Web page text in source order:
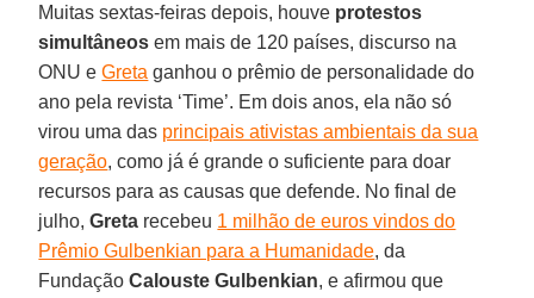
Muitas sextas-feiras depois, houve protestos
simultâneos em mais de 120 países, discurso na
ONU eGreta ganhou o prêmio de personalidade do
ano pela revista ‘Time’. Em dois anos, ela não só
virou uma das principais ativistas ambientais da sua
geração, como já é grande o suficiente para doar
recursos para as causas que defende. No final de
julho,Greta recebeu 1 milhão de euros vindos do
Prêmio Gulbenkian para a Humanidade, da
FundaçãoCalouste Gulbenkian, e afirmou que